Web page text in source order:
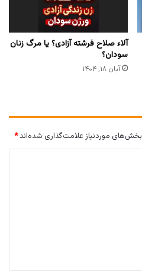
آلاء صلاح فرشته آزادی؟ یا مرگ زنان
سودان؟
آبان ۱۸, ۱۴۰۴
بخش‌های موردنیاز علامت‌گذاری شده‌اند*